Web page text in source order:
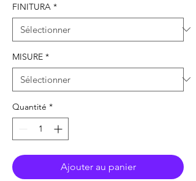
FINITURA *
MISURE *
Quantité *
Ajouter au panier